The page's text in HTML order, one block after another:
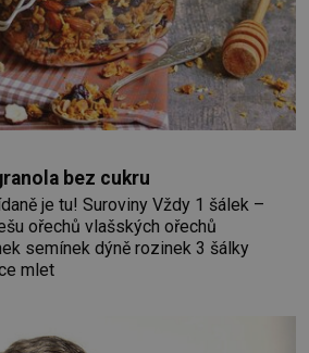
bez cukru
Vždy 1 šálek –
ořechů vlašských ořechů
semínek dýně rozinek 3 šálky
mlet